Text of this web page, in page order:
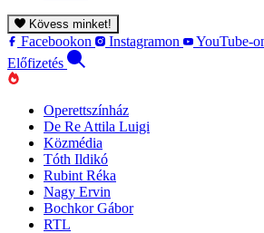
Kövess minket!
Facebookon Instagramon YouTube-
Előfizetés
Operettszínház
De Re Attila Luigi
Közmédia
Tóth Ildikó
Rubint Réka
Nagy Ervin
Bochkor Gábor
RTL